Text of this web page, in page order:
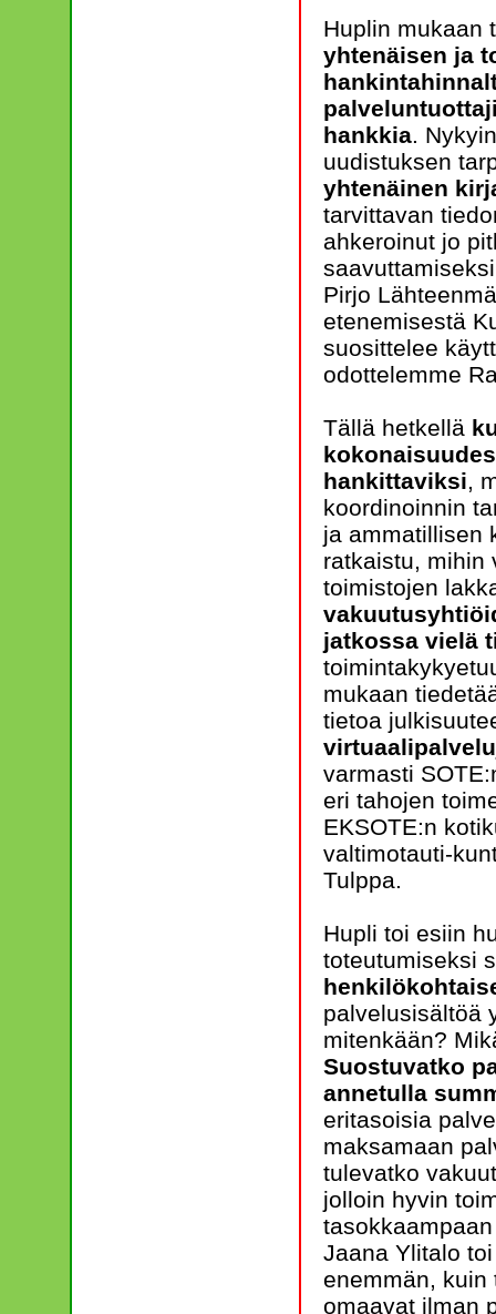
Huplin mukaan
yhtenäisen ja
hankkia.
uudistuksen
yhtenäinen
tarvittavan
ahkeroinut jo
Pirjo
etenemisestä
suosittelee
odottelemme
Tällä hetkellä
hankittaviksi,
koordinoinnin
ja ammatillisen
ratkaistu, mihin
toimistojen
jatkossa vielä
mukaan
tietoa
varmasti
eri tahojen
EKSOTE:n
valtimotauti-
Tulppa.
Hupli toi esiin
toteutumiseksi
palvelusisältöä
mitenkään?
Suostuvatko
annetulla
eritasoisia
maksamaan
tulevatko
jolloin hyvin
Jaana Ylitalo
enemmän, kuin
omaavat ilman